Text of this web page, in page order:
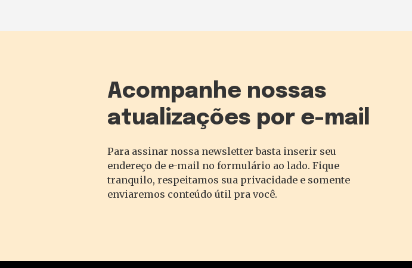
Acompanhe nossas
atualizações por e-mail
Para assinar nossa newsletter basta inserir seu
endereço de e-mail no formulário ao lado. Fique
tranquilo, respeitamos sua privacidade e somente
enviaremos conteúdo útil pra você.